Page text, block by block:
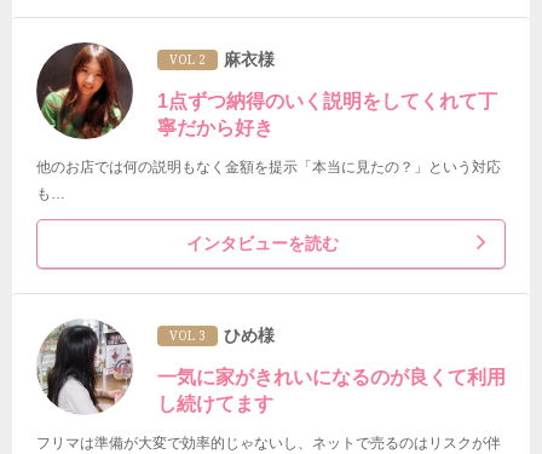
VOL 2 麻衣様
1点ずつ納得のいく説明をしてくれて丁
寧だから好き
他のお店では何の説明もなく金額を提示「本当に見たの？」という対応
も…
インタビューを読む
VOL 3 ひめ様
一気に家がきれいになるのが良くて利用
し続けてます
フリマは準備が大変で効率的じゃないし、ネットで売るのはリスクが伴